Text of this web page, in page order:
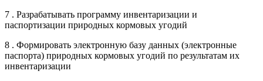
7 . Разрабатывать программу инвентаризации и
паспортизации природных кормовых угодий
8 . Формировать электронную базу данных (электронные
паспорта) природных кормовых угодий по результатам их
инвентаризации